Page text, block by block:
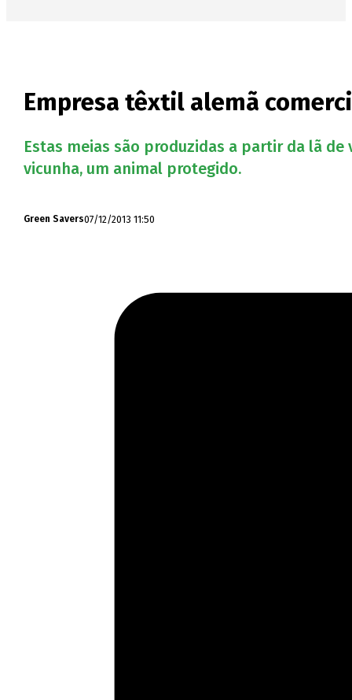
Empresa têxtil alemã
Estas meias são produzidas a partir da lã
vicunha, um animal protegido.
Green Savers07/12/2013 11:50